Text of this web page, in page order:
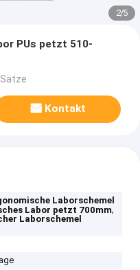
2/5
PUs petzt 510-
Kontakt
Laborschemel
Labor petzt 700mm,
Laborschemel